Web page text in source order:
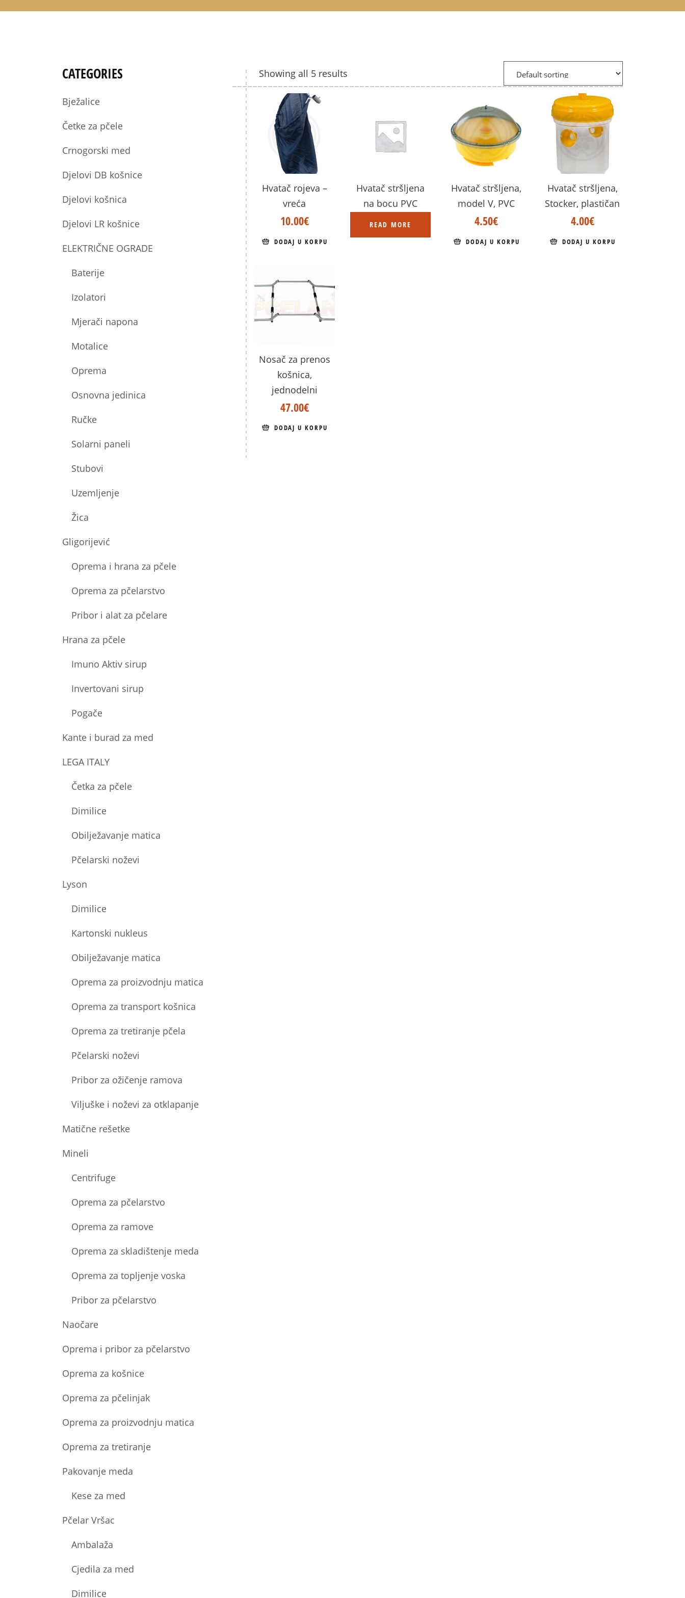
Showing all 5 results
Hvatač rojeva –
vreća
10.00€
DODAJ U KORPU
Hvatač stršljena
na bocu PVC
READ MORE
Hvatač stršljena,
model V, PVC
4.50€
DODAJ U KORPU
Hvatač stršljena,
Stocker, plastičan
4.00€
DODAJ U KORPU
Nosač za prenos
košnica,
jednodelni
47.00€
DODAJ U KORPU
CATEGORIES
Bježalice
Četke za pčele
Crnogorski med
Djelovi DB košnice
Djelovi košnica
Djelovi LR košnice
ELEKTRIČNE OGRADE
Baterije
Izolatori
Mjerači napona
Motalice
Oprema
Osnovna jedinica
Ručke
Solarni paneli
Stubovi
Uzemljenje
Žica
Gligorijević
Oprema i hrana za pčele
Oprema za pčelarstvo
Pribor i alat za pčelare
Hrana za pčele
Imuno Aktiv sirup
Invertovani sirup
Pogače
Kante i burad za med
LEGA ITALY
Četka za pčele
Dimilice
Obilježavanje matica
Pčelarski noževi
Lyson
Dimilice
Kartonski nukleus
Obilježavanje matica
Oprema za proizvodnju matica
Oprema za transport košnica
Oprema za tretiranje pčela
Pčelarski noževi
Pribor za ožičenje ramova
Viljuške i noževi za otklapanje
Matične rešetke
Mineli
Centrifuge
Oprema za pčelarstvo
Oprema za ramove
Oprema za skladištenje meda
Oprema za topljenje voska
Pribor za pčelarstvo
Naočare
Oprema i pribor za pčelarstvo
Oprema za košnice
Oprema za pčelinjak
Oprema za proizvodnju matica
Oprema za tretiranje
Pakovanje meda
Kese za med
Pčelar Vršac
Ambalaža
Cjedila za med
Dimilice